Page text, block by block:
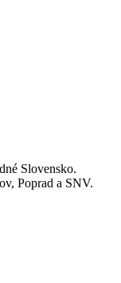
Slovensko.
Poprad a SNV.